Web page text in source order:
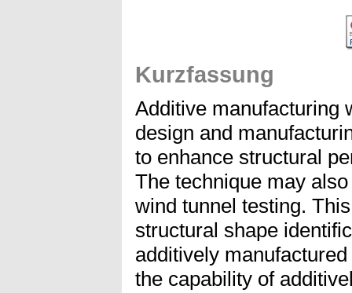
Kurzfassung
Additive manufacturing
design and
to enhance structural
The technique may
wind tunnel testing.
structural shape
additively
the capability of